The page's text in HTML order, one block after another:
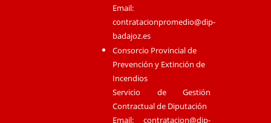
Email:
contratacionpromedio@dip-
badajoz.es
Consorcio Provincial de
Prevención y Extinción de
Incendios
Servicio de Gestión
Contractual de Diputación
Email:contratacion@dip-